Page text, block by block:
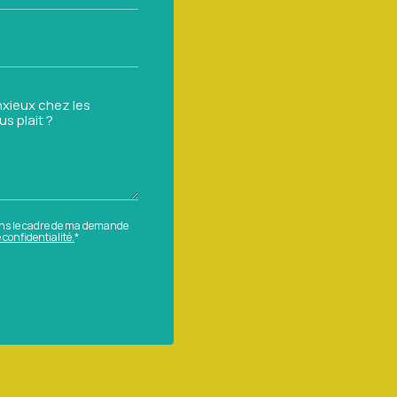
le cadre de ma demande
confidentialité.*